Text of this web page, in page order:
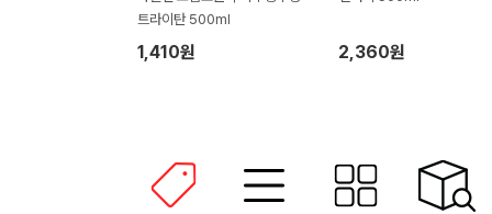
트라이탄 500ml
1,410원 2,360원